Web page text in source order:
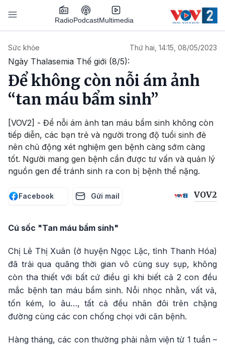
Nhảy đến nội dung
RadioPodcastMultimedia
Sức khỏe Thứ hai, 14:15, 08/05/2023
Ngày Thalasemia Thế giới (8/5):
Để không còn nỗi ám ảnh
“tan máu bẩm sinh”
[VOV2] - Để nỗi ám ảnh tan máu bẩm sinh không còn
tiếp diễn, các bạn trẻ và người trong độ tuổi sinh đẻ
nên chủ động xét nghiệm gen bệnh càng sớm càng
tốt. Người mang gen bệnh cần được tư vấn và quản lý
nguồn gen để tránh sinh ra con bị bệnh thể nặng.
Facebook Gửi mail VOV2
Cú sốc "Tan máu bẩm sinh"
Chị Lê Thị Xuân (ở huyện Ngọc Lặc, tỉnh Thanh Hóa)
đã trải qua quãng thời gian vô cùng suy sụp, không
còn tha thiết với bất cứ điều gì khi biết cả 2 con đều
mắc bệnh tan máu bẩm sinh. Nỗi nhọc nhằn, vất vả,
tốn kém, lo âu…, tất cả đều nhân đôi trên chặng
đường cùng các con chống chọi với căn bệnh.
Hàng tháng, các con thường phải nằm viện từ 1 tuần –